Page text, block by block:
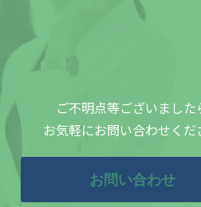
ご不明点等ございました
お気軽にお問い合わせくだ
お問い合わせ